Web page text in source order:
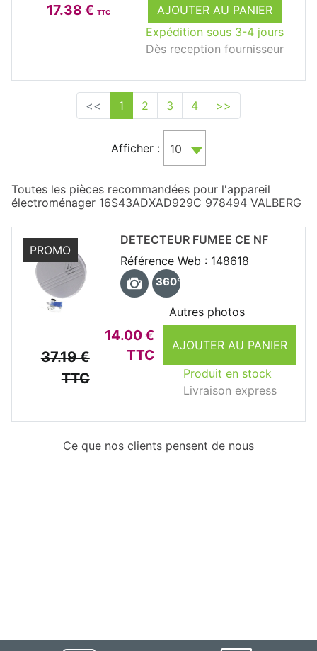
17.38 € TTC
AJOUTER AU PANIER
Expédition sous 3-4 jours
Dès reception fournisseur
<< 1 2 3 4 >>
Afficher : 10
Toutes les pièces recommandées pour l'appareil
électroménager 16S43ADXAD929C 978494 VALBERG
PROMO
37.19 €
TTC
14.00 €
TTC
AJOUTER AU PANIER
Produit en stock
Livraison express
DETECTEUR FUMEE CE NF
Référence Web : 148618
360°
Autres photos
Ce que nos clients pensent de nous